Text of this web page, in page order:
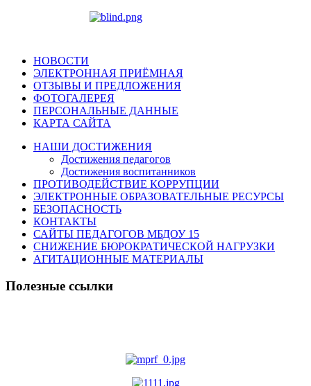
НОВОСТИ
ЭЛЕКТРОННАЯ ПРИЁМНАЯ
ОТЗЫВЫ И ПРЕДЛОЖЕНИЯ
ФОТОГАЛЕРЕЯ
ПЕРСОНАЛЬНЫЕ ДАННЫЕ
КАРТА САЙТА
НАШИ ДОСТИЖЕНИЯ
Достижения педагогов
Достижения воспитанников
ПРОТИВОДЕЙСТВИЕ КОРРУПЦИИ
ЭЛЕКТРОННЫЕ ОБРАЗОВАТЕЛЬНЫЕ РЕСУРСЫ
БЕЗОПАСНОСТЬ
КОНТАКТЫ
САЙТЫ ПЕДАГОГОВ МБДОУ 15
СНИЖЕНИЕ БЮРОКРАТИЧЕСКОЙ НАГРУЗКИ
АГИТАЦИОННЫЕ МАТЕРИАЛЫ
Полезные ссылки